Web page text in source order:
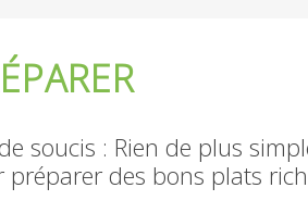
soucis : Rien de plus
préparer des bons plats